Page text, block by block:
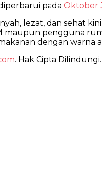
pada Oktober
lezat, dan sehat
maupun pengguna
dengan warna
. Hak Cipta Dilindungi.